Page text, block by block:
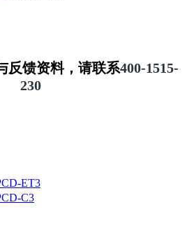
反馈资料，请联系400-1515-
230
ET3
C3